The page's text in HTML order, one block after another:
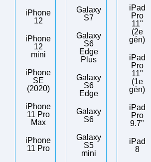
iPhone
12
iPhone
12
mini
iPhone
SE
(2020)
iPhone
11 Pro
Max
iPhone
11 Pro
Galaxy
S7
Galaxy
S6
Edge
Plus
Galaxy
S6
Edge
Galaxy
S6
Galaxy
S5
mini
iPad
Pro
11"
(2e
gén)
iPad
Pro
11"
(1e
gén)
iPad
Pro
9.7"
iPad
8